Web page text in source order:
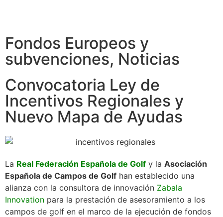
Fondos Europeos y
subvenciones, Noticias
Convocatoria Ley de
Incentivos Regionales y
Nuevo Mapa de Ayudas
La Real Federación Española de Golf y la Asociación
Española de Campos de Golf han establecido una
alianza con la consultora de innovación Zabala
Innovation para la prestación de asesoramiento a los
campos de golf en el marco de la ejecución de fondos